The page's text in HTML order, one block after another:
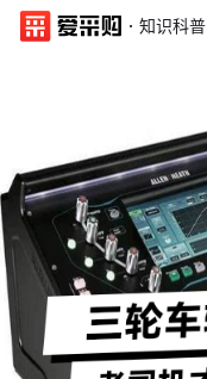
· 知识科普